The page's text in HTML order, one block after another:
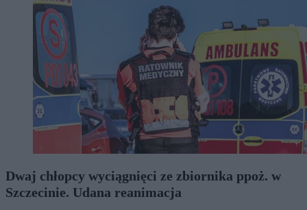
Dwaj chłopcy wyciągnięci ze zbiornika ppoż. w
Szczecinie. Udana reanimacja